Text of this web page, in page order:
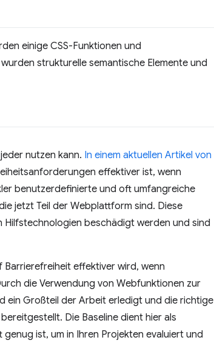
einige CSS-Funktionen und
strukturelle semantische Elemente und
nutzen kann. In einem aktuellen Artikel von
effektiver ist, wenn
benutzerdefinierte und oft umfangreiche
jetzt Teil der Webplattform sind. Diese
beschädigt werden und sind
Barrierefreiheit effektiver wird, wenn
die Verwendung von Webfunktionen zur
ein Großteil der Arbeit erledigt und die richtige
Die Baseline dient hier als
ist, um in Ihren Projekten evaluiert und